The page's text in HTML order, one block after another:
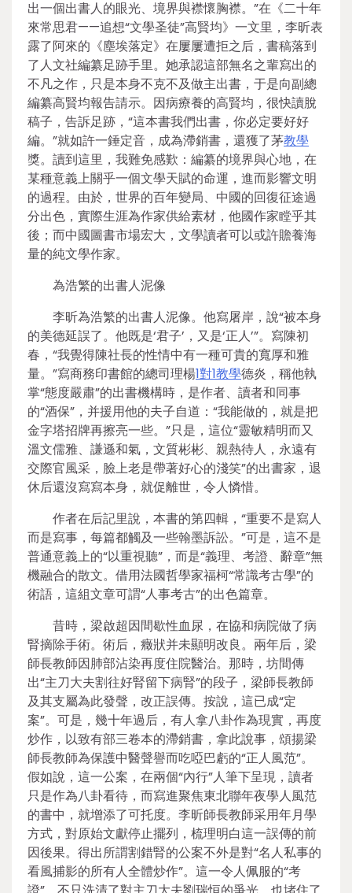
出一個出書人的眼光、境界與襟懷胸襟。”在《二十年
來常思君——追想“文學圣徒”高賢均》一文里，李昕表
露了阿來的《塵埃落定》在屢屢遭拒之后，書稿落到
了人文社編纂足跡手里。她承認這部無名之輩寫出的
不凡之作，只是本身不克不及做主出書，于是向副總
編纂高賢均報告請示。因病療養的高賢均，很快讀脫
稿子，告訴足跡，“這本書我們出書，你必定要好好
編。”就如許一錘定音，成為滯銷書，還獲了茅教學
獎。讀到這里，我難免感歎：編纂的境界與心地，在
某種意義上關乎一個文學天賦的命運，進而影響文明
的過程。由於，世界的百年變局、中國的回復征途過
分出色，實際生涯為作家供給素材，他國作家瞠乎其
後；而中國圖書市場宏大，文學讀者可以或許贍養海
量的純文學作家。
為浩繁的出書人泥像
李昕為浩繁的出書人泥像。他寫屠岸，說“被本身
的美德延誤了。他既是‘君子’，又是‘正人’”。寫陳初
春，“我覺得陳社長的性情中有一種可貴的寬厚和雅
量。”寫商務印書館的總司理楊1對1教學德炎，稱他執
掌“態度嚴肅”的出書機構時，是作者、讀者和同事
的“酒保”，并援用他的夫子自道：“我能做的，就是把
金字塔招牌再擦亮一些。”只是，這位“靈敏精明而又
溫文儒雅、謙遜和氣，文質彬彬、親熱待人，永遠有
交際官風采，臉上老是帶著好心的淺笑”的出書家，退
休后還沒寫寫本身，就促離世，令人憐惜。
作者在后記里說，本書的第四輯，“重要不是寫人
而是寫事，每篇都觸及一些翰墨訴訟。”可是，這不是
普通意義上的“以重視聽”，而是“義理、考證、辭章”無
機融合的散文。借用法國哲學家福柯“常識考古學”的
術語，這組文章可謂“人事考古”的出色篇章。
昔時，梁啟超因間歇性血尿，在協和病院做了病
腎摘除手術。術后，癥狀并未顯明改良。兩年后，梁
師長教師因肺部沾染再度住院醫治。那時，坊間傳
出“主刀大夫割往好腎留下病腎”的段子，梁師長教師
及其支屬為此發聲，改正誤傳。按說，這已成“定
案”。可是，幾十年過后，有人拿八卦作為現實，再度
炒作，以致有部三卷本的滯銷書，拿此說事，頌揚梁
師長教師為保護中醫聲譽而吃啞巴虧的“正人風范”。
假如說，這一公案，在兩個“內行”人筆下呈現，讀者
只是作為八卦看待，而寫進聚焦東北聯年夜學人風范
的書中，就增添了可托度。李昕師長教師采用年月學
方式，對原始文獻停止擺列，梳理明白這一誤傳的前
因後果。得出所謂割錯腎的公案不外是對“名人私事的
看風捕影的所有人全體炒作”。這一令人佩服的“考